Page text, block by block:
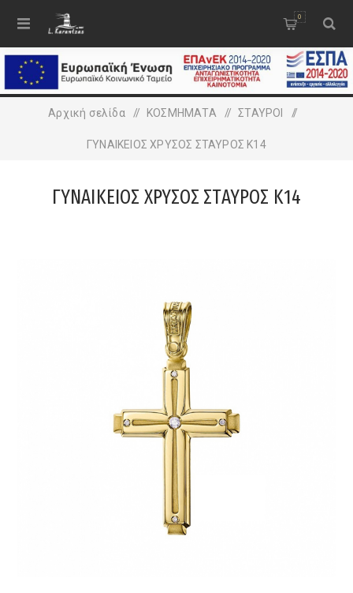
0
Αρχική σελίδα / ΚΟΣΜΗΜΑΤΑ / ΣΤΑΥΡΟΙ /
ΓΥΝΑΙΚΕΙΟΣ ΧΡΥΣΟΣ ΣΤΑΥΡΟΣ Κ14
ΓΥΝΑΙΚΕΙΟΣ ΧΡΥΣΟΣ ΣΤΑΥΡΟΣ Κ14